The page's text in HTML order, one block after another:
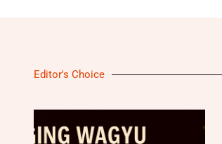
Editor's Choice